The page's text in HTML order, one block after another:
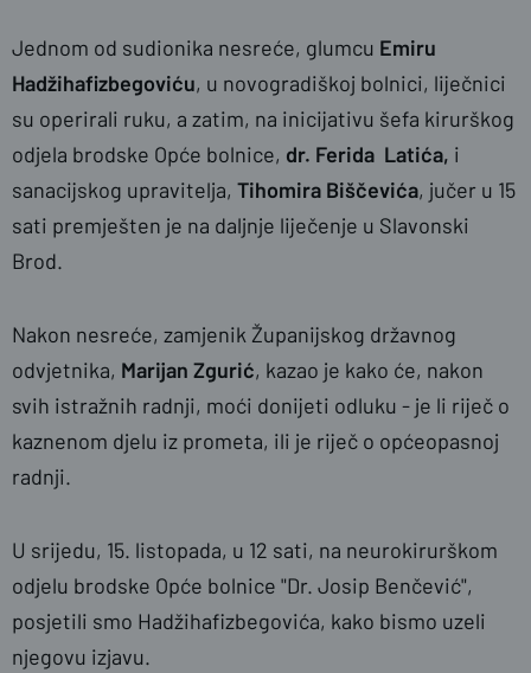
Jednom od sudionika nesreće, glumcu Emiru
Hadžihafizbegoviću, u novogradiškoj bolnici, liječnici
su operirali ruku, a zatim, na inicijativu šefa kirurškog
odjela brodske Opće bolnice, dr. Ferida Latića, i
sanacijskog upravitelja, Tihomira Biščevića, jučer u 15
sati premješten je na daljnje liječenje u Slavonski
Brod.
Nakon nesreće, zamjenik Županijskog državnog
odvjetnika, Marijan Zgurić, kazao je kako će, nakon
svih istražnih radnji, moći donijeti odluku - je li riječ o
kaznenom djelu iz pro­meta, ili je riječ o općeopasnoj
radnji.
U srijedu, 15. listopada, u 12 sati, na neurokirurškom
odjelu brodske Opće bolnice "Dr. Josip Benčević",
posjetili smo Hadžihafizbegovića, kako bismo uzeli
njegovu izjavu.